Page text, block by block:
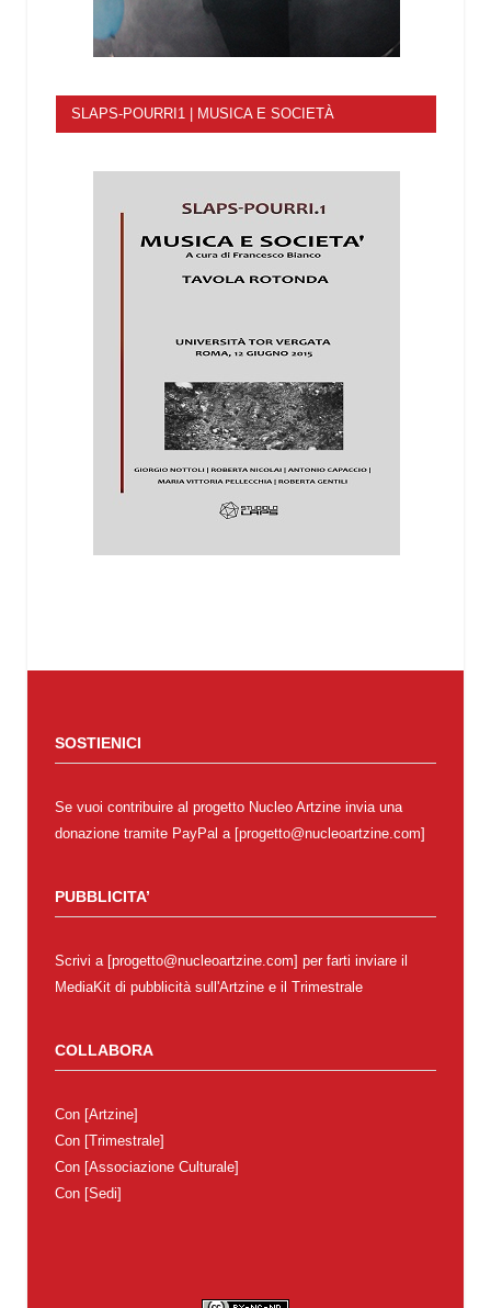
SLAPS-POURRI1 | MUSICA E SOCIETÀ
SOSTIENICI
Se vuoi contribuire al progetto Nucleo Artzine invia una
donazione tramite PayPal a [progetto@nucleoartzine.com]
PUBBLICITA’
Scrivi a [progetto@nucleoartzine.com] per farti inviare il
MediaKit di pubblicità sull'Artzine e il Trimestrale
COLLABORA
Con [Artzine]
Con [Trimestrale]
Con [Associazione Culturale]
Con [Sedi]